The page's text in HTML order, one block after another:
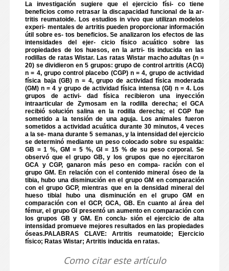
La investigación sugiere que el ejercicio físi- co tiene
beneficios como retrasar la discapacidad funcional de la ar-
tritis reumatoide. Los estudios in vivo que utilizan modelos
experi- mentales de artritis pueden proporcionar información
útil sobre es- tos beneficios. Se analizaron los efectos de las
intensidades del ejer- cicio físico acuático sobre las
propiedades de los huesos, en la artri- tis inducida en las
rodillas de ratas Wistar. Las ratas Wistar macho adultas (n =
20) se dividieron en 5 grupos: grupo de control artritis (ACG)
n = 4, grupo control placebo (CGP) n = 4, grupo de actividad
física baja (GB) n = 4, grupo de actividad física moderada
(GM) n = 4 y grupo de actividad física intensa (GI) n = 4. Los
grupos de activi- dad física recibieron una inyección
intraarticular de Zymosam en la rodilla derecha; el GCA
recibió solución salina en la rodilla derecha; el CGP fue
sometido a la tensión de una aguja. Los animales fueron
sometidos a actividad acuática durante 30 minutos, 4 veces
a la se- mana durante 5 semanas, y la intensidad del ejercicio
se determinó mediante un peso colocado sobre su espalda:
GB = 1 %, GM = 5 %, GI = 15 % de su peso corporal. Se
observó que el grupo GB, y los grupos que no ejercitaron
GCA y CGP, ganaron más peso en compa- ración con el
grupo GM. En relación con el contenido mineral óseo de la
tibia, hubo una disminución en el grupo GM en comparación
con el grupo GCP, mientras que en la densidad mineral del
hueso tibial hubo una disminución en el grupo GM en
comparación con el GCP, GCA, GB. En cuanto al área del
fémur, el grupo GI presentó un aumento en comparación con
los grupos GB y GM. En conclu- sión el ejercicio de alta
intensidad promueve mejores resultados en las propiedades
óseas.PALABRAS CLAVE: Artritis reumatoide; Ejercicio
físico; Ratas Wistar; Artritis inducida en ratas.
Como citar este artículo